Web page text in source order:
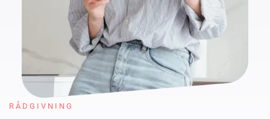
RÅDGIVNING